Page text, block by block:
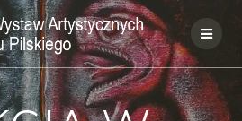
Skip
to
content